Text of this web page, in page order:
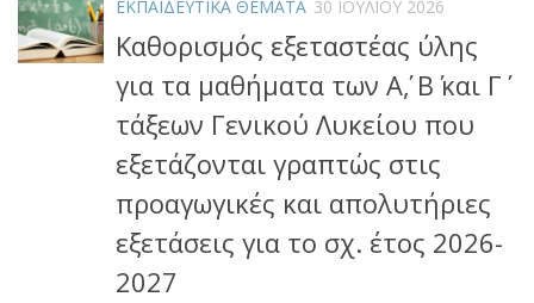
ΕΚΠΑΙΔΕΥΤΙΚΑ ΘΕΜΑΤΑ 30 ΙΟΥΛΊΟΥ 2026
Καθορισμός εξεταστέας ύλης
για τα μαθήματα των Α΄, Β΄ και Γ΄
τάξεων Γενικού Λυκείου που
εξετάζονται γραπτώς στις
προαγωγικές και απολυτήριες
εξετάσεις για το σχ. έτος 2026-
2027